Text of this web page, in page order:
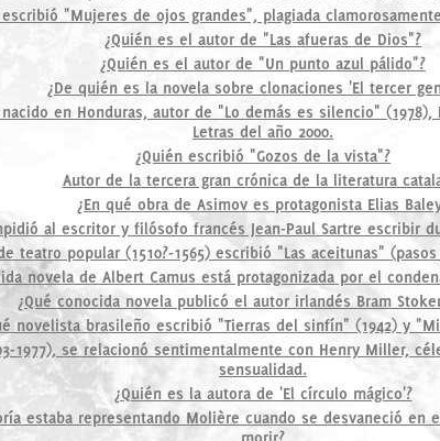
"Mujeres de ojos grandes", plagiada
¿Quién es el autor de "Las afueras de Dios"?
¿Quién es el autor de "Un punto azul pálido"?
¿De quién es la novela sobre clonaciones 'El tercer
en Honduras, autor de "Lo demás es silencio"
Letras del año 2000.
¿Quién escribió "Gozos de la vista"?
Autor de la tercera gran crónica de la literatura
¿En qué obra de Asimov es protagonista Elias
al escritor y filósofo francés Jean-Paul Sartre escribir
teatro popular (1510?-1565) escribió "Las aceitunas"
novela de Albert Camus está protagonizada por el
¿Qué conocida novela publicó el autor irlandés Bram
novelista brasileño escribió "Tierras del sinfín" (1942) y
1977), se relacionó sentimentalmente con Henry Miller,
sensualidad.
¿Quién es la autora de 'El círculo mágico'?
estaba representando Molière cuando se desvaneció en